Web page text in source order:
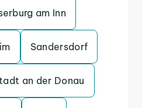
am Inn
Sandersdorf
an der Donau